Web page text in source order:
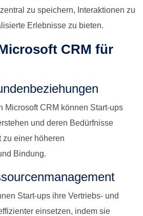
zu speichern, Interaktionen zu
Erlebnisse zu bieten.
CRM für
Microsoft CRM können Start-ups
und deren Bedürfnisse
zu einer höheren
Bindung.
Start-ups ihre Vertriebs- und
einsetzen, indem sie